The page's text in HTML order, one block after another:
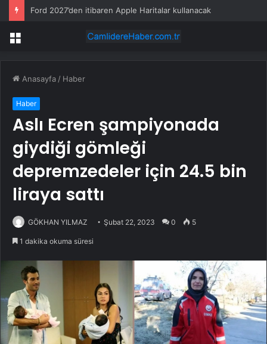
Ford 2027’den itibaren Apple Haritalar kullanacak
Menü
Anasayfa / Haber
Haber
Aslı Ecren şampiyonada
giydiği gömleği
depremzedeler için 24.5 bin
liraya sattı
GÖKHAN YILMAZ Şubat 22, 2023 0 5
1 dakika okuma süresi